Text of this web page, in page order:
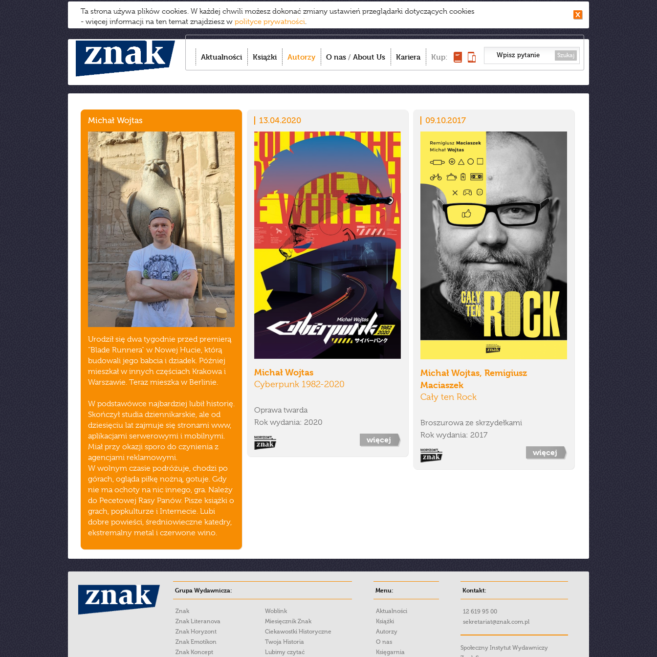
Ta strona używa plików cookies. W każdej chwili możesz dokonać zmiany ustawień przeglądarki dotyczących cookies
- więcej informacji na ten temat znajdziesz w polityce prywatności.
Aktualności Książki Autorzy O nas / About Us Kariera Kup: Szukaj
Michał Wojtas
Urodził się dwa tygodnie przed premierą
"Blade Runnera" w Nowej Hucie, którą
budowali jego babcia i dziadek. Później
mieszkał w innych częściach Krakowa i
Warszawie. Teraz mieszka w Berlinie.
W podstawówce najbardziej lubił historię.
Skończył studia dziennikarskie, ale od
dziesięciu lat zajmuje się stronami www,
aplikacjami serwerowymi i mobilnymi.
Miał przy okazji sporo do czynienia z
agencjami reklamowymi.
W wolnym czasie podróżuje, chodzi po
górach, ogląda piłkę nożną, gotuje. Gdy
nie ma ochoty na nic innego, gra. Należy
do Pecetowej Rasy Panów. Pisze książki o
grach, popkulturze i Internecie. Lubi
dobre powieści, średniowieczne katedry,
ekstremalny metal i czerwone wino.
13.04.2020
Michał Wojtas
Cyberpunk 1982-2020
Oprawa twarda
Rok wydania: 2020
więcej
09.10.2017
Michał Wojtas, Remigiusz
Maciaszek
Cały ten Rock
Broszurowa ze skrzydełkami
Rok wydania: 2017
więcej
Grupa Wydawnicza:
Znak
Znak Literanova
Znak Horyzont
Znak Emotikon
Znak Koncept
Woblink
Miesięcznik Znak
Ciekawostki Historyczne
Twoja Historia
Lubimy czytać
Menu:
Aktualności
Książki
Autorzy
O nas
Księgarnia
Kontakt:
12 619 95 00
sekretariat@znak.com.pl
Społeczny Instytut Wydawniczy